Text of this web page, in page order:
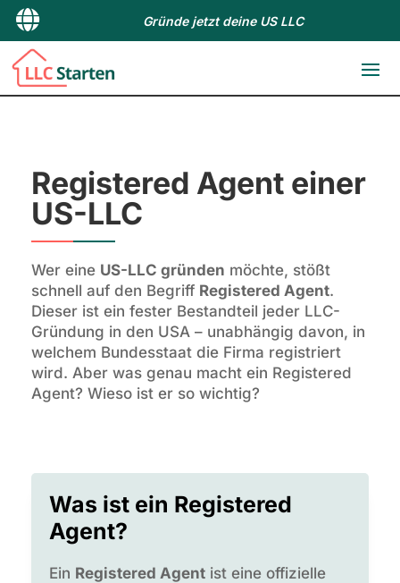
 Gründe jetzt deine US LLC
Registered Agent einer
US-LLC
Wer eine US-LLC gründen möchte, stößt
schnell auf den Begriff Registered Agent.
Dieser ist ein fester Bestandteil jeder LLC-
Gründung in den USA – unabhängig davon, in
welchem Bundesstaat die Firma registriert
wird. Aber was genau macht ein Registered
Agent? Wieso ist er so wichtig?
Was ist ein Registered
Agent?
Ein Registered Agentist eine offizielle